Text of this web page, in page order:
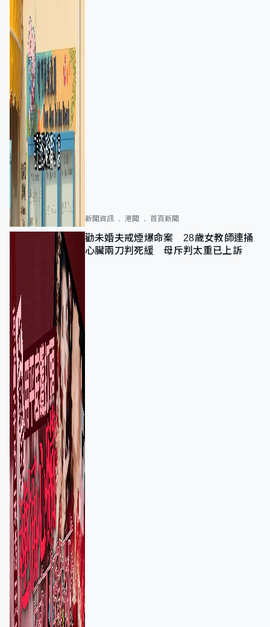
新聞資訊 港聞 首頁新聞
勸未婚夫戒煙爆命案 28歲女教師連捅
心臟兩刀判死緩 母斥判太重已上訴